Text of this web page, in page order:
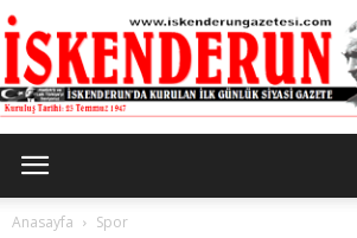
Anasayfa Spor